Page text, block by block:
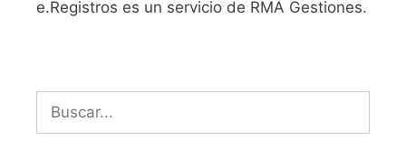
e.Registros es un servicio de RMA Gestiones.
Buscar: